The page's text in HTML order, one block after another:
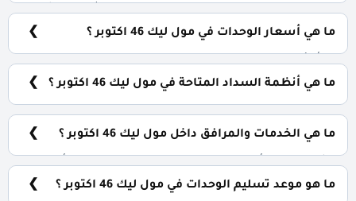
محلات تجارية: تبدأ من 21 متر² مكاتب إدارية: تبدأ من 48 متر²
عيادات طبية: تبدأ من 48 متر²
ما هي أسعار الوحدات في مول ليك 46 اكتوبر ؟
والمساحة، كما أن الأسعار قابلة للتغيير حسب تطورات
السوق.
ما هي أنظمة السداد المتاحة في مول ليك 46 اكتوبر ؟
الباقي على فترة تصل إلي 5 سنوات بدون أي فوائد.
ما هي الخدمات والمرافق داخل مول ليك 46 اكتوبر ؟
مولدات كهربائية وإطفاء حرائق، جراجات واسعة، وحراسات
أمنية مشددة.
ما هو موعد تسليم الوحدات في مول ليك 46 اكتوبر ؟